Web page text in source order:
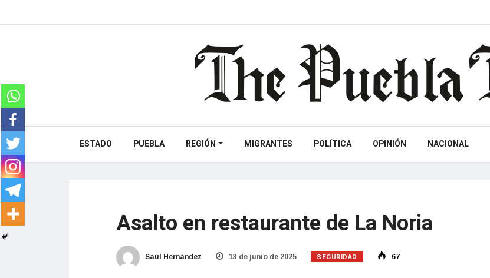
ESTADO PUEBLA REGIÓN MIGRANTES POLÍTICA OPINIÓN NACIONAL
Asalto en restaurante de La Noria
Saúl Hernández 13 de junio de 2025 SEGURIDAD 67